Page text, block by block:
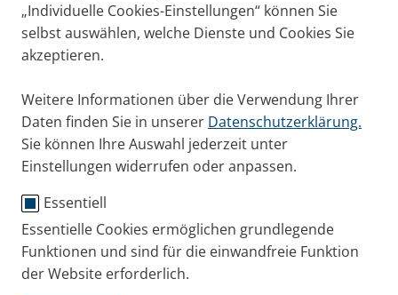
„Individuelle Cookies-Einstellungen“ können Sie
selbst auswählen, welche Dienste und Cookies Sie
akzeptieren.
Weitere Informationen über die Verwendung Ihrer
Daten finden Sie in unserer Datenschutzerklärung.
Sie können Ihre Auswahl jederzeit unter
Einstellungen widerrufen oder anpassen.
Essentiell
Essentielle Cookies ermöglichen grundlegende
Funktionen und sind für die einwandfreie Funktion
der Website erforderlich.
Entscheidend ist: Wie viel
Wirkstoff in der Lunge
ankommt und in welcher Zeit.
Bei derInhalation mit einem Verneblerist die Menge
an Medikament ausschlaggebend, die in der Lunge
ankommt. Die Tröpfchen, die der Vernebler aus der